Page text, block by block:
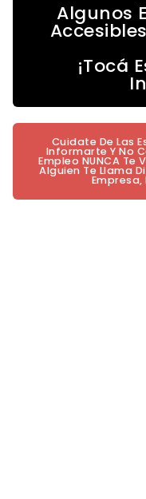
Algunos
¡Tocá
Cuidate De Las
Informarte Y No
Empleo NUNCA Te
Alguien Te Llama